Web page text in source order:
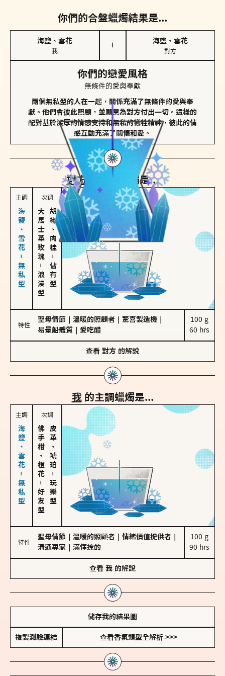
你們的合盤蠟燭結果是...
海鹽、雪花
我
＋
海鹽、雪花
對方
你們的戀愛風格
無條件的愛與奉獻
兩個無私型的人在一起，關係充滿了無條件的愛與奉
獻。他們會彼此照顧，並願意為對方付出一切。這樣的
配對基於深厚的情感支持和無私的犧牲精神，彼此的情
感互動充滿了關懷和愛。
對方 的主調蠟燭是...
主調
海鹽、雪花－無私型
次調
大馬士革玫瑰
－
浪漫型
胡椒、肉桂
－
佔有型
特性
聖母情節 溫暖的照顧者 驚喜製造機
易暈船體質
愛吃醋
100 g
60 hrs
查看 對方 的解說
我 的主調蠟燭是...
主調
海鹽、雪花－無私型
次調
佛手柑、橙花
－
好友型
皮革、琥珀
－
玩樂型
特性
聖母情節 溫暖的照顧者 情緒價值提供者
溝通專家
滿懂撩的
100 g
90 hrs
查看 我 的解說
儲存我的結果圖
複製測驗連結 查看香氛類型全解析 >>>